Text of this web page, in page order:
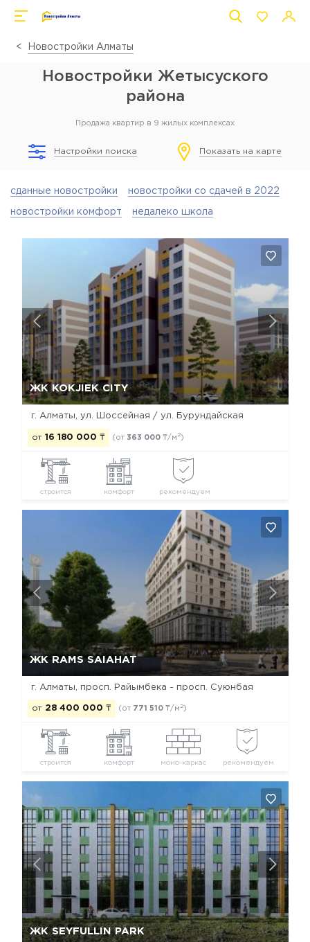
Новостройки Алматы
Новостройки Жетысуского
района
Продажа квартир в 9 жилых комплексах
Настройки поиска Показать на карте
сданные новостройки новостройки со сдачей в 2022
новостройки комфорт недалеко школа
ЖК KOKJIEK CITY
г. Алматы, ул. Шоссейная / ул. Бурундайская
от 16 180 000 ₸ (от 363 000 ₸/м2)
строится комфорт рекомендуем
Да, удалить Отмена
ЖК RAMS SAIAHAT
г. Алматы, просп. Райымбека - просп. Суюнбая
от 28 400 000 ₸ (от 771 510 ₸/м 2)
строится комфорт моно-каркас рекомендуем
Да, удалить Отмена
ЖК SEYFULLIN PARK
Да, удалить Отмена